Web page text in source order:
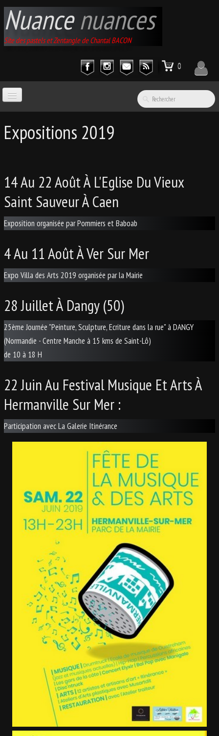
Nuancenuances
Site des pastels et Zentangle de Chantal BACON
0
EXPOSITIONS ▼
CATALOGUE D'ARTICLES▼
CONSEILS
Expositions 2019
14 Au 22 Août À L'Eglise Du Vieux
Saint Sauveur À Caen
Exposition organisée par Pommiers et Baboab
4 Au 11 Août À Ver Sur Mer
Expo Villa des Arts 2019 organisée par la Mairie
28 Juillet À Dangy (50)
25ème Journée "Peinture, Sculpture, Ecriture dans la rue" à DANGY
(Normandie - Centre Manche à 15 kms de Saint-Lô)
de 10 à 18 H
22 Juin Au Festival Musique Et Arts À
Hermanville Sur Mer :
Participation avec La Galerie Itinérance